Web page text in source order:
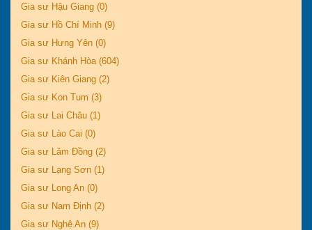
Gia sư Hậu Giang (0)
Gia sư Hồ Chí Minh (9)
Gia sư Hưng Yên (0)
Gia sư Khánh Hòa (604)
Gia sư Kiên Giang (2)
Gia sư Kon Tum (3)
Gia sư Lai Châu (1)
Gia sư Lào Cai (0)
Gia sư Lâm Đồng (2)
Gia sư Lạng Sơn (1)
Gia sư Long An (0)
Gia sư Nam Định (2)
Gia sư Nghệ An (9)